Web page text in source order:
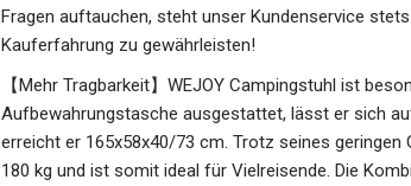
Fragen auftauchen, steht unser Kundenservice
Kauferfahrung zu gewährleisten!
【Mehr Tragbarkeit】WEJOY Campingstuhl ist
Aufbewahrungstasche ausgestattet, lässt er sich
erreicht er 165x58x40/73 cm. Trotz seines
180 kg und ist somit ideal für Vielreisende. Die